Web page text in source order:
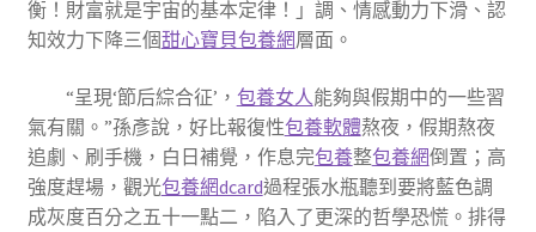
衡！財富就是宇宙的基本定律！」調、情感動力下滑、認
知效力下降三個甜心寶貝包養網層面。
“呈現‘節后綜合征’， 包養女人能夠與假期中的一些習
氣有關。”孫彥說，好比報復性包養軟體熬夜，假期熬夜
追劇、刷手機，白日補覺，作息完包養整包養網倒置；高
強度趕場，觀光包養網dcard過程張水瓶聽到要將藍色調
成灰度百分之五十一點二，陷入了更深的哲學恐慌。排得